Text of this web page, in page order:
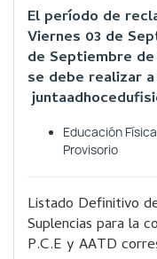
El período de
Viernes 03 de
de Septiembre
se debe realizar
Educación
Provisorio
Listado Definitivo
Suplencias para la
P.C.E y AATD